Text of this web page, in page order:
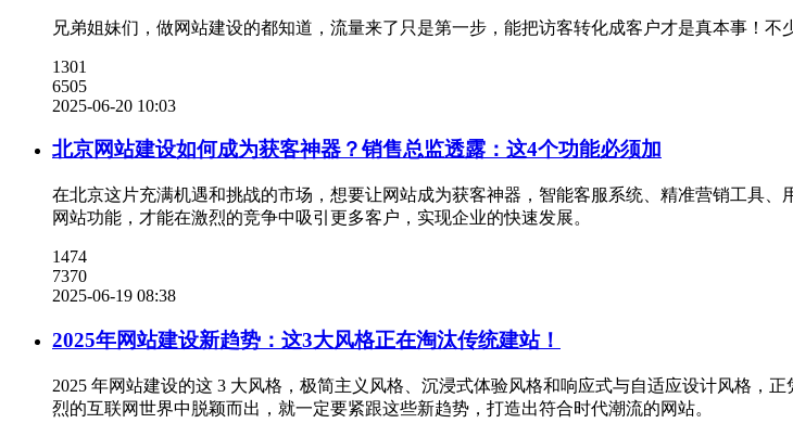
兄弟姐妹们，做网站建设​的都知道，流量来了只是第一步，能把访客转化成客户才是真本事！
1301
6505
2025-06-20 10:03
北京网站建设如何成为获客神器？销售总监透露：这4个功能必须加
在北京这片充满机遇和挑战的市场，想要让网站成为获客神器，智能客服系统、精准营销工具
网站功能，才能在激烈的竞争中吸引更多客户，实现企业的快速发展。
1474
7370
2025-06-19 08:38
2025年网站建设新趋势：这3大风格正在淘汰传统建站！
2025 年网站建设的这 3 大风格，极简主义风格、沉浸式体验风格和响应式与自适应设计风格，
烈的互联网世界中脱颖而出，就一定要紧跟这些新趋势，打造出符合时代潮流的网站。